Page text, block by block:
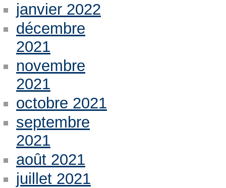
janvier 2022
décembre
2021
novembre
2021
octobre 2021
septembre
2021
août 2021
juillet 2021